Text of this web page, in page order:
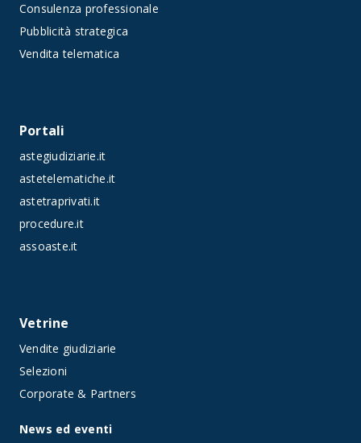
Consulenza professionale
Pubblicità strategica
Vendita telematica
Portali
astegiudiziarie.it
astetelematiche.it
astetraprivati.it
procedure.it
assoaste.it
Vetrine
Vendite giudiziarie
Selezioni
Corporate & Partners
News ed eventi